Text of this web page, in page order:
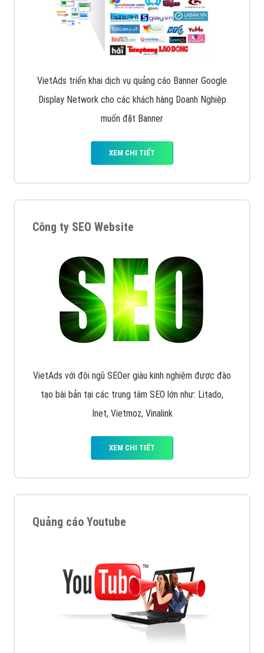
VietAds triển khai dịch vụ quảng cáo Banner Google
Display Network cho các khách hàng Doanh Nghiệp
muốn đặt Banner
XEM CHI TIẾT
Công ty SEO Website
VietAds với đội ngũ SEOer giàu kinh nghiệm được đào
tạo bài bản tại các trung tâm SEO lớn như: Litado,
Inet, Vietmoz, Vinalink
XEM CHI TIẾT
Quảng cáo Youtube